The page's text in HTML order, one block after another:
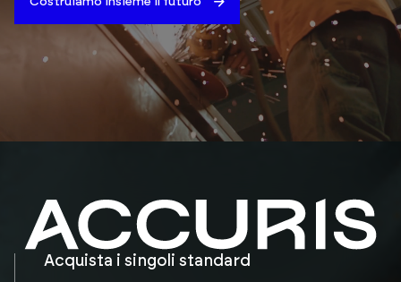
Costruiamo insieme il futuro
Acquista i singoli standard